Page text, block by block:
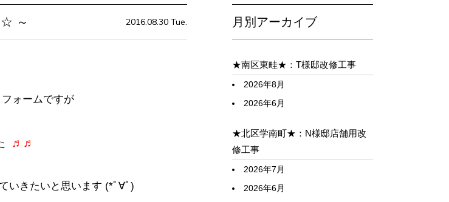
☆ ～ 2016.08.30 Tue.
ォームですが
♬♬
いきたいと思います (*ﾟ∀ﾟ)
月別アーカイブ
★南区東畦★：T様邸改修工事
2026年8月
2026年6月
★北区学南町★：N様邸店舗用改
修工事
2026年7月
2026年6月